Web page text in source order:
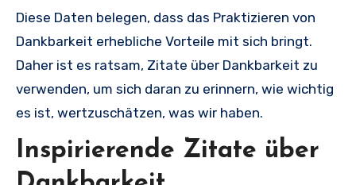
Diese Daten belegen, dass das Praktizieren von
Dankbarkeit erhebliche Vorteile mit sich bringt.
Daher ist es ratsam, Zitate über Dankbarkeit zu
verwenden, um sich daran zu erinnern, wie wichtig
es ist, wertzuschätzen, was wir haben.
Inspirierende Zitate über